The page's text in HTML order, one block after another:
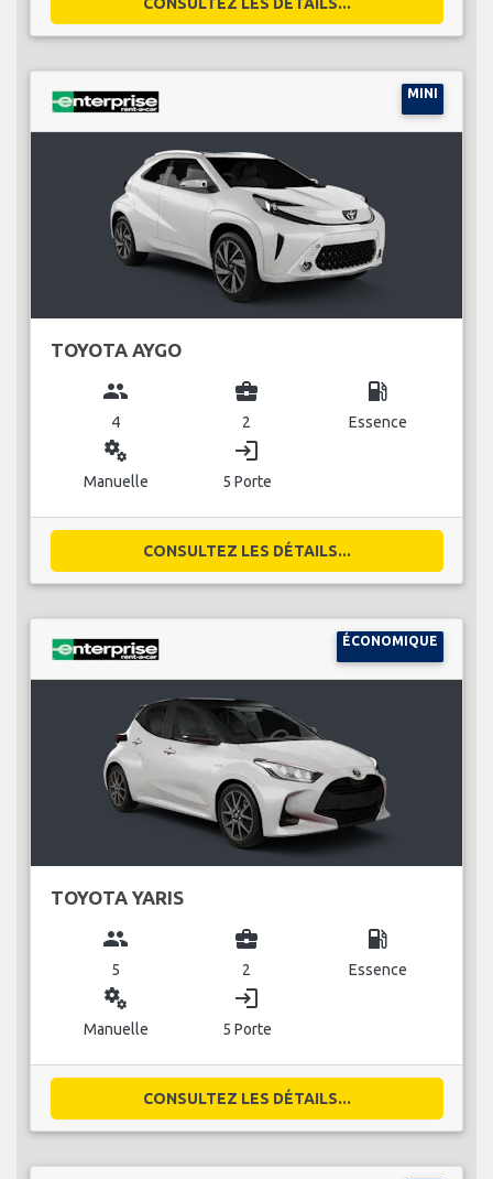
MINI
TOYOTA AYGO
group
4
business_center
2
local_gas_station
Essence
miscellaneous_services
Manuelle
login
5 Porte
CONSULTEZ LES DÉTAILS...
ÉCONOMIQUE
TOYOTA YARIS
group
5
business_center
2
local_gas_station
Essence
miscellaneous_services
Manuelle
login
5 Porte
CONSULTEZ LES DÉTAILS...